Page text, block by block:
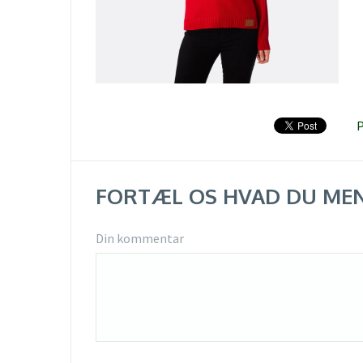
FORTÆL OS HVAD DU
Din kommentar